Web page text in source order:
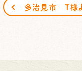
多治見市 T様